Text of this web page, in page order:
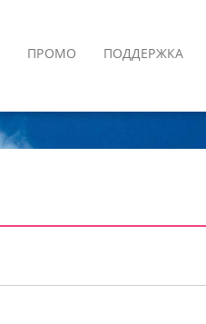
ПРОМО ПОДДЕРЖКА